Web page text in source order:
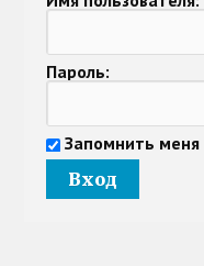
Пароль:
Запомнить меня